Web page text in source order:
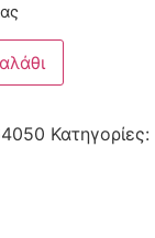
Κατηγορίες: